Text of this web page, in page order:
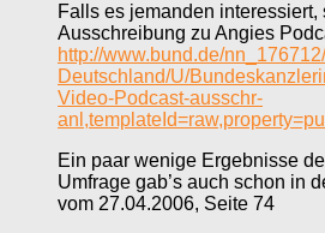
Falls es jemanden
Ausschreibung zu Angies
http://www.bund.de/
Deutschland/U/
Video-Podcast-ausschr-
Ein paar wenige Ergebnisse
Umfrage gab’s auch schon in
vom 27.04.2006, Seite 74